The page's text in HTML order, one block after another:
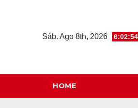
Sáb. Ago 8th, 2026
HOME